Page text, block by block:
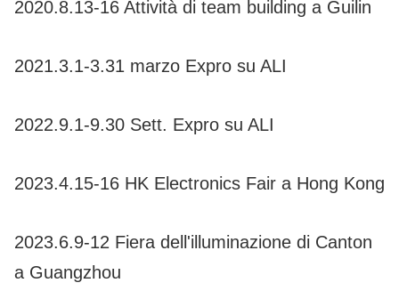
2020.8.13-16 Attività di team building a Guilin
2021.3.1-3.31 marzo Expro su ALI
2022.9.1-9.30 Sett. Expro su ALI
2023.4.15-16 HK Electronics Fair a Hong Kong
2023.6.9-12 Fiera dell'illuminazione di Canton
a Guangzhou